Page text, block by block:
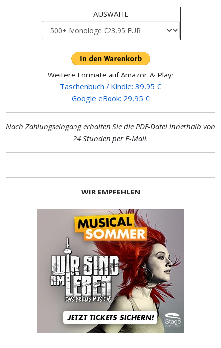
AUSWAHL
Weitere Formate auf Amazon & Play:
Taschenbuch / Kindle: 39,95 €
Google eBook: 29,95 €
Nach Zahlungseingang erhalten Sie die PDF-Datei innerhalb von
24 Stunden per E-Mail.
WIR EMPFEHLEN